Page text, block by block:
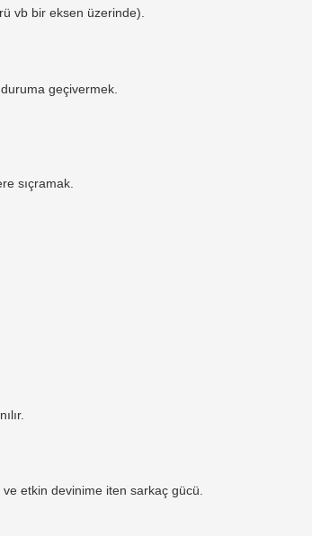
vb bir eksen üzerinde).
geçivermek.
sıçramak.
etkin devinime iten sarkaç gücü.